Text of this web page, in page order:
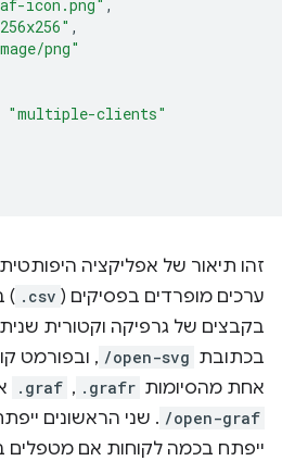
icon.png" ,
,
png"
"multiple-clients"
זהו תיאור של אפליקציה
ערכים מופרדים בפסיקים ( .csv
)
בקבצים של גרפיקה וקטורית
בכתובת /open-svg
אחת מהסיומות .grafr
,‏
.graf
/open-graf . שני הראשונים
ייפתח בכמה לקוחות אם מטפלים